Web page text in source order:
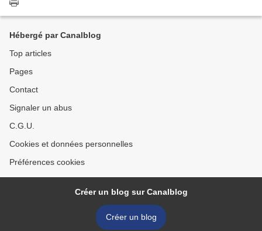
Hébergé par Canalblog
Top articles
Pages
Contact
Signaler un abus
C.G.U.
Cookies et données personnelles
Préférences cookies
Créer un blog sur Canalblog
Créer un blog